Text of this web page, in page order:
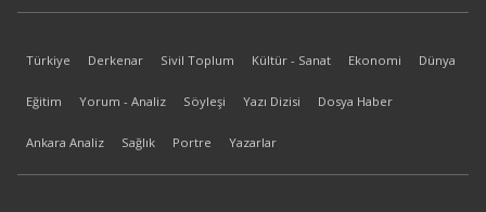
Türkiye Derkenar Sivil Toplum Kültür - Sanat Ekonomi Dünya
Eğitim Yorum - Analiz Söyleşi Yazı Dizisi Dosya Haber
Ankara Analiz Sağlık Portre Yazarlar